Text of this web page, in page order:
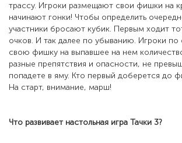
трассу. Игроки размещают свои фишки на
начинают гонки! Чтобы определить
участники бросают кубик. Первым ходит
очков. И так далее по убыванию. Игроки
свою фишку на выпавшее на нем
разные препятствия и опасности, не
попадете в яму. Кто первый доберется до
На старт, внимание, марш!
Что развивает настольная игра Тачки 3?